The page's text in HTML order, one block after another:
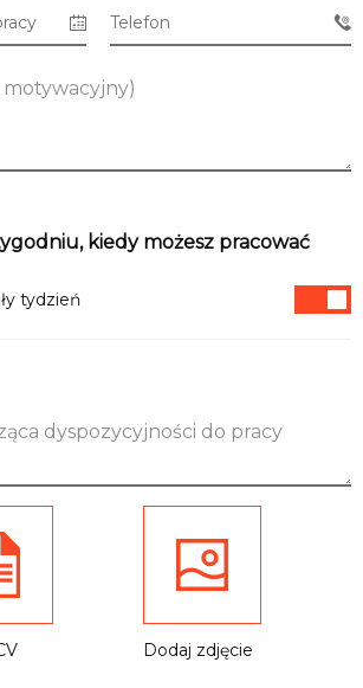
Telefon
kiedy możesz pracować
tydzień
Dodaj zdjęcie